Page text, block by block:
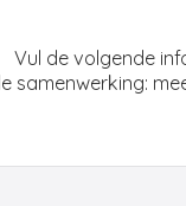
Vul de volgende
samenwerking: